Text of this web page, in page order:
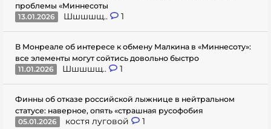
проблемы «Миннесоты
13.01.2026
Шшшшщ.. 1
В Монреале об интересе к обмену Малкина в «Миннесоту»:
все элементы могут сойтись довольно быстро
11.01.2026
Шшшшщ.. 1
Финны об отказе российской лыжнице в нейтральном
статусе: наверное, опять «страшная русофобия
05.01.2026
костя луговой 1